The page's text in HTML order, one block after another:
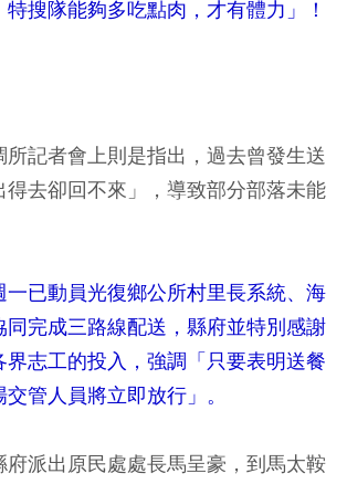
搜隊能夠多吃點肉，才有體力」！
記者會上則是指出，過去曾發生送
得去卻回不來」，導致部分部落未能
一已動員光復鄉公所村里長系統、海
同完成三路線配送，縣府並特別感謝
界志工的投入，強調「只要表明送餐
管人員將立即放行」。
府派出原民處處長馬呈豪，到馬太鞍